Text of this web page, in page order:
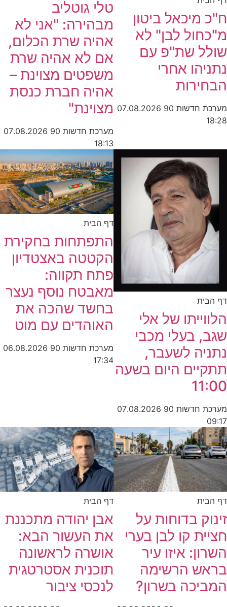
ח"כ מיכאל ביטון
מ"כחול לבן" לא
שולל שת"פ עם
נתניהו אחרי
הבחירות
מערכת חדשות 90
07.08.2026
18:28
טלי גוטליב
מבהירה: "אני לא
אהיה שרת הכלום,
אם לא אהיה שרת
משפטים מצוינת –
אהיה חברת כנסת
מצוינת"
מערכת חדשות 90
07.08.2026
18:13
דף הבית
הלווייתו של אלי
שגב, בעלי מכבי
נתניה לשעבר,
תתקיים היום בשעה
11:00
מערכת חדשות 90
07.08.2026
09:17
דף הבית
התפתחות בחקירת
הקטטה באצטדיון
פתח תקווה:
מאבטח נוסף נעצר
בחשד שהכה את
האוהדים עם מוט
מערכת חדשות 90
06.08.2026
17:34
דף הבית
זינוק בדוחות על
חציית קו לבן בערי
השרון: איזו עיר
בראש הרשימה
המביכה בשרון?
דף הבית
אבן יהודה מתכננת
את העשור הבא:
אושרה לראשונה
תוכנית אסטרטגית
לנכסי ציבור